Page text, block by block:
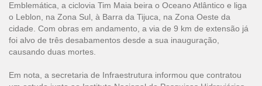
Emblemática, a ciclovia Tim Maia beira o Oceano Atlântico e liga
o Leblon, na Zona Sul, à Barra da Tijuca, na Zona Oeste da
cidade. Com obras em andamento, a via de 9 km de extensão já
foi alvo de três desabamentos desde a sua inauguração,
causando duas mortes.
Em nota, a secretaria de Infraestrutura informou que contratou